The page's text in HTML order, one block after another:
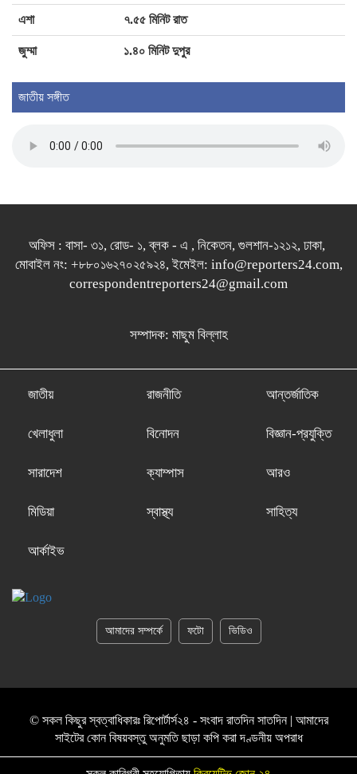
প্রতিবাদে বগুড়ায় ১১ দলীয় ঐক্যের স্মারকলিপি
ময়লার স্তূপে নারীর খণ্ডিত মাথা ও হাত, চুলে ছিল
সোনালি রং
এশা ৭.৫৫ মিনিট রাত
জুম্মা ১.৪০ মিনিট দুপুর
জাতীয় সঙ্গীত
অফিস : বাসা- ৩১, রোড- ১, ব্লক - এ , নিকেতন, গুলশান-১২১২, ঢাকা,
মোবাইল নং: +৮৮০১৬২৭০২৫৯২৪, ইমেইল: info@reporters24.com,
correspondentreporters24@gmail.com
সম্পাদক: মাছুম বিল্লাহ
জাতীয় রাজনীতি আন্তর্জাতিক
খেলাধুলা বিনোদন বিজ্ঞান-প্রযুক্তি
সারাদেশ ক্যাম্পাস আরও
মিডিয়া স্বাস্থ্য সাহিত্য
আর্কাইভ
আমাদের সম্পর্কে ফটো ভিডিও
© সকল কিছুর স্বত্বাধিকারঃ রিপোর্টার্স২৪ - সংবাদ রাতদিন সাতদিন | আমাদের
সাইটের কোন বিষয়বস্তু অনুমতি ছাড়া কপি করা দণ্ডনীয় অপরাধ